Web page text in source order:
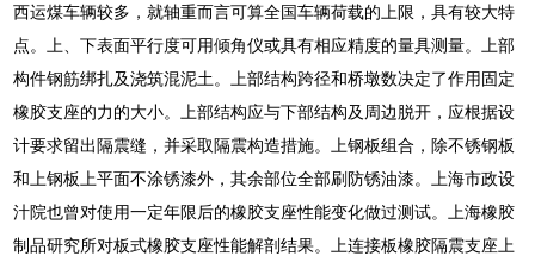
西运煤车辆较多，就轴重而言可算全国车辆荷载的上限，具有较大特
点。上、下表面平行度可用倾角仪或具有相应精度的量具测量。上部
构件钢筋绑扎及浇筑混泥土。上部结构跨径和桥墩数决定了作用固定
橡胶支座的力的大小。上部结构应与下部结构及周边脱开，应根据设
计要求留出隔震缝，并采取隔震构造措施。上钢板组合，除不锈钢板
和上钢板上平面不涂锈漆外，其余部位全部刷防锈油漆。上海市政设
汁院也曾对使用一定年限后的橡胶支座性能变化做过测试。上海橡胶
制品研究所对板式橡胶支座性能解剖结果。上连接板橡胶隔震支座上